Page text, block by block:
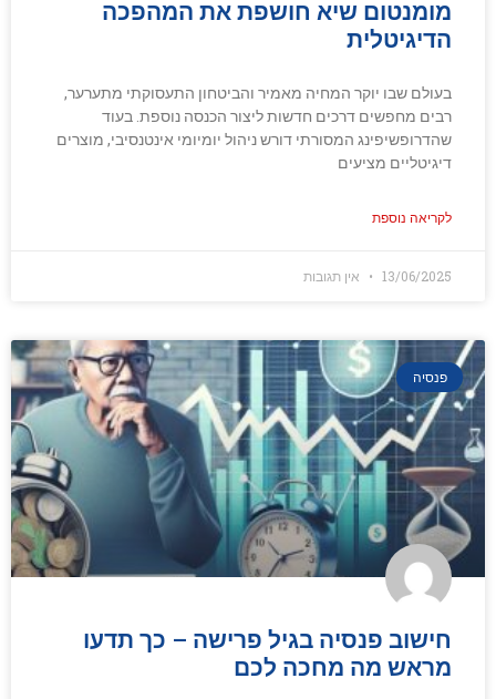
מומנטום שיא חושפת את המהפכה
הדיגיטלית
בעולם שבו יוקר המחיה מאמיר והביטחון התעסוקתי מתערער,
רבים מחפשים דרכים חדשות ליצור הכנסה נוספת. בעוד
שהדרופשיפינג המסורתי דורש ניהול יומיומי אינטנסיבי, מוצרים
דיגיטליים מציעים
לקריאה נוספת
13/06/2025 אין תגובות
פנסיה
חישוב פנסיה בגיל פרישה – כך תדעו
מראש מה מחכה לכם